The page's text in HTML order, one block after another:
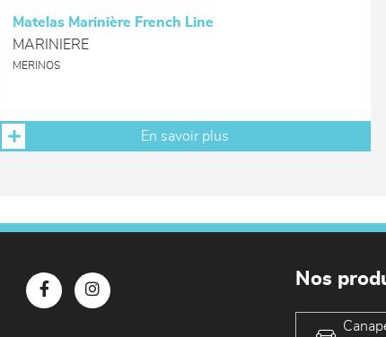
Matelas Marinière French Line
MARINIERE
MERINOS
En savoir plus
Nos